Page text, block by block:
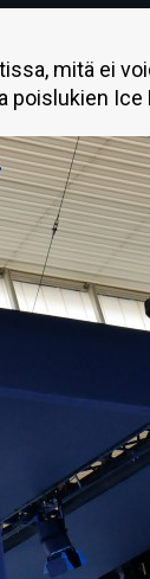
mitä ei
poislukien Ice